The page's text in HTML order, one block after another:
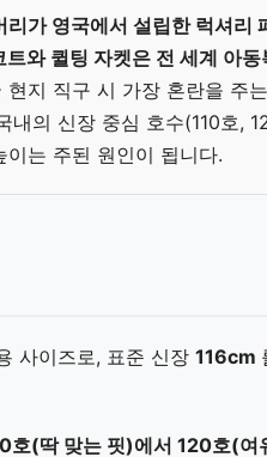
가 영국에서 설립한 럭셔리
트와 퀼팅 자켓은 전 세계 아
현지 직구 시 가장 혼란을 주
내의 신장 중심 호수(110호,
는 주된 원인이 됩니다.
사이즈로, 표준 신장 116cm
호(딱 맞는 핏)에서 120호(여